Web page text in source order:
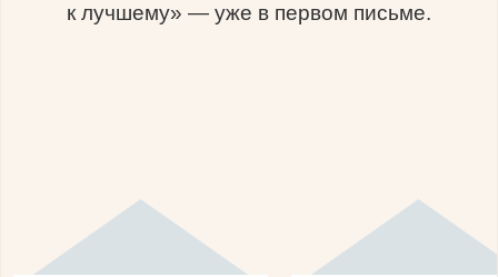
к лучшему» — уже в первом письме.